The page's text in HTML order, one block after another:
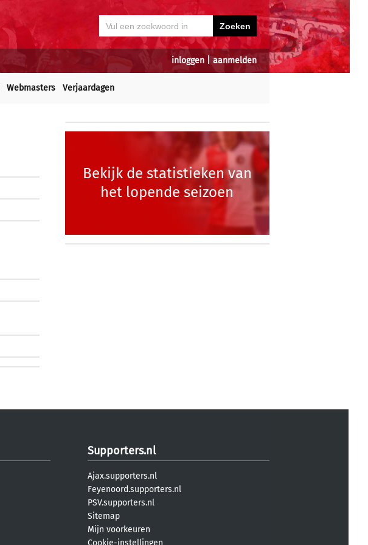
inloggen aanmelden
Webmasters Verjaardagen
Bekijk de statistieken van
het lopende seizoen
Supporters.nl
Ajax.supporters.nl
Feyenoord.supporters.nl
PSV.supporters.nl
Sitemap
Mijn voorkeuren
Cookie-instellingen